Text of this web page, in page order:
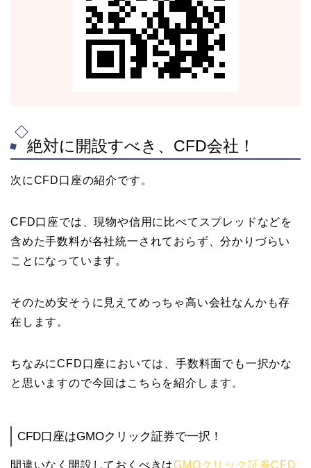
絶対に開設すべき、CFD会社！
次にCFD口座の紹介です。
CFD口座では、現物や信用に比べてスプレッドなどを
含めた手数料が各社統一されておらず、分かりづらい
ことになっています。
そのため安そうに見えてめっちゃ高い会社なんかも存
在します。
ちなみにCFD口座においては、手数料面でも一択かな
と思いますので今回はこちらを紹介します。
CFD口座はGMOクリック証券で一択！
間違いなく開設しておくべきはGMOクリック証券CFD